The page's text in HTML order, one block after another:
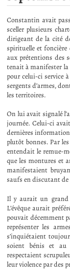
Constantin avait
sceller plusieurs
dirigeant de la cité
spirituelle et foncière
aux prétentions des
tenait à manifester la
pour celui-ci service
sergents d’armes,
les territoires.
On lui avait signalé
journée. Celui-ci
dernières
plutôt bonnes. Par
entendait le remue-
que les montures et
manifestaient
saufs en discutant de
Il y aurait un grand
L’évêque aurait
pouvait décemment
représenter les
s’inquiétaient
soient bénis et au
respectaient
leur violence par des